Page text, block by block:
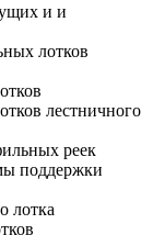
и и
лотков
лестничного
реек
поддержки
лотка